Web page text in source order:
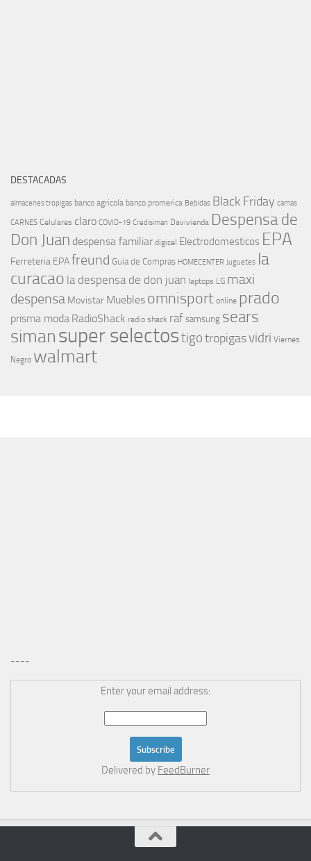
DESTACADAS
almacenes tropigas banco agricola banco promerica Bebidas Black Friday camas
CARNES Celulares claro COVID-19 Credisiman Davivienda Despensa de
Don Juan despensa familiar digicel Electrodomesticos EPA
Ferreteria EPAfreund Guia de Compras HOMECENTER Juguetes la
curacao la despensa de don juan laptops LG maxi
despensa Movistar Muebles omnisport online prado
prisma moda RadioShack radio shack raf samsung sears
simansuper selectostigotropigasvidri Viernes
Negro walmart
----
Enter your email address:
Delivered by FeedBurner